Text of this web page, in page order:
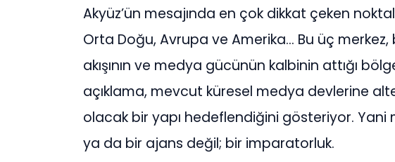
Akyüz’ün mesajında en çok dikkat çeken
Orta Doğu, Avrupa ve Amerika… Bu üç merkez,
akışının ve medya gücünün kalbinin attığı
açıklama, mevcut küresel medya devlerine
olacak bir yapı hedeflendiğini gösteriyor.
ya da bir ajans değil; bir imparatorluk.